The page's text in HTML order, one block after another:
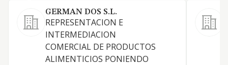
GERMAN DOS S.L.
REPRESENTACION E
INTERMEDIACION
COMERCIAL DE PRODUCTOS
ALIMENTICIOS PONIENDO